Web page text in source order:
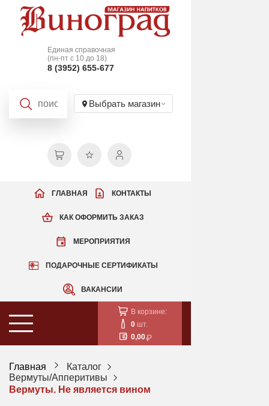
Единая справочная
(пн-пт с 10 до 18)
8 (3952) 655-677
Выбрать магазин
КАК ОФОРМИТЬ ЗАКАЗ
МЕРОПРИЯТИЯ
ПОДАРОЧНЫЕ СЕРТИФИКАТЫ
ВАКАНСИИ
ГЛАВНАЯ КОНТАКТЫ
В корзине:
0 шт.
0,00
Главная
Каталог
Вермуты/Апперитивы
Вермуты. Не является вином